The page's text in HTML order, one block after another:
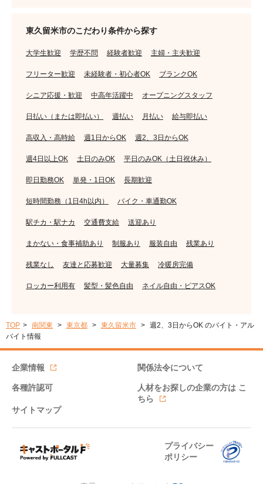
東久留米市のこだわり条件から探す
大学生歓迎 学歴不問 経験者歓迎 主婦・主夫歓迎
フリーター歓迎 未経験者・初心者OK ブランクOK
シニア応援・歓迎 中高年活躍中 オープニングスタッフ
日払い（または即払い） 週払い 月払い 給与即払い
高収入・高時給 週1日からOK 週2、3日からOK
週4日以上OK 土日のみOK 平日のみOK（土日祝休み）
即日勤務OK 単発・1日OK 長期歓迎
短時間勤務（1日4h以内） バイク・車通勤OK
駅チカ・駅ナカ 交通費支給 送迎あり
まかない・食事補助あり 制服あり 服装自由 残業あり
残業なし 友達と応募歓迎 大量募集 冷暖房完備
ロッカー利用有 髪型・髪色自由 ネイル自由・ピアスOK
TOP 南関東 東京都 東久留米市
週2、3日からOK のバイト・アル
バイト情報
企業情報 関係法令について
各種許認可 人材をお探しの企業の方は こ
ちら
サイトマップ
プライバシー
ポリシー